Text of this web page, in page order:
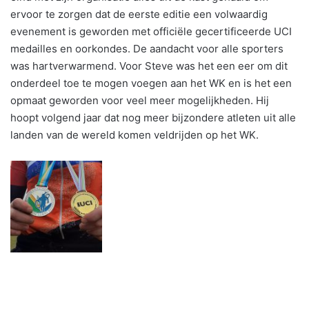
ervoor te zorgen dat de eerste editie een volwaardig
evenement is geworden met officiële gecertificeerde UCI
medailles en oorkondes. De aandacht voor alle sporters
was hartverwarmend. Voor Steve was het een eer om dit
onderdeel toe te mogen voegen aan het WK en is het een
opmaat geworden voor veel meer mogelijkheden. Hij
hoopt volgend jaar dat nog meer bijzondere atleten uit alle
landen van de wereld komen veldrijden op het WK.